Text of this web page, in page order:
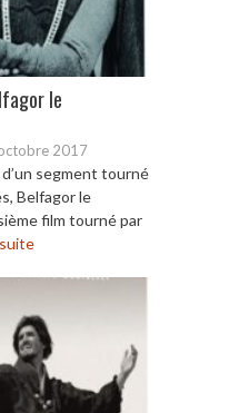
le
2017
segment tourné
Belfagor le
film tourné par